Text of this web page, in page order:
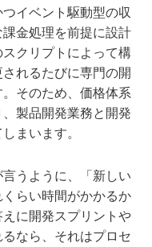
イベント駆動型の収
金処理を前提に設計
クリプトによって構
れるたびに専門の開
そのため、価格体系
製品開発業務と開発
まいます。
うように、「新しい
らい時間がかかるか
に開発スプリントや
なら、それはプロセ